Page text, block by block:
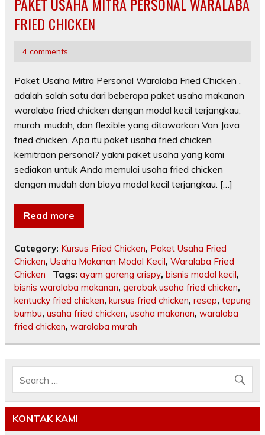
FRIED CHICKEN
4 comments
Paket Usaha Mitra Personal Waralaba Fried Chicken ,
adalah salah satu dari beberapa paket usaha makanan
waralaba fried chicken dengan modal kecil terjangkau,
murah, mudah, dan flexible yang ditawarkan Van Java
fried chicken. Apa itu paket usaha fried chicken
kemitraan personal? yakni paket usaha yang kami
sediakan untuk Anda memulai usaha fried chicken
dengan mudah dan biaya modal kecil terjangkau. […]
Read more
Category: Kursus Fried Chicken, Paket Usaha Fried
Chicken, Usaha Makanan Modal Kecil, Waralaba Fried
Chicken
Tags: ayam goreng crispy, bisnis modal kecil,
bisnis waralaba makanan, gerobak usaha fried chicken,
kentucky fried chicken, kursus fried chicken, resep, tepung
bumbu, usaha fried chicken, usaha makanan, waralaba
fried chicken, waralaba murah
KONTAK KAMI